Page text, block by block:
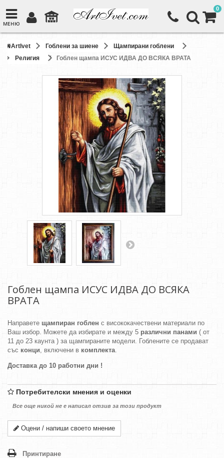
МЕНЮ
0
ArtIvet Гоблени за шиене
Щампирани гоблени
Религия
Гоблен щампа ИСУС ИДВА ДО ВСЯКА ВРАТА
Гоблен щампа ИСУС ИДВА ДО ВСЯКА
ВРАТА
Направете щампиран гоблен с висококачествени материали по
Ваш избор. Можете да избирате и между 5 различни панами ( от
11 до 23 каунта ) за щампираните модели. Гоблените се продават
със конци, включени в комплекта.
Доставка до 10 работни дни !
Потребителски мнения и оценки
Все още никой не е написал отзив за този продукт
Оцени / напиши своето мнение
Принтиране